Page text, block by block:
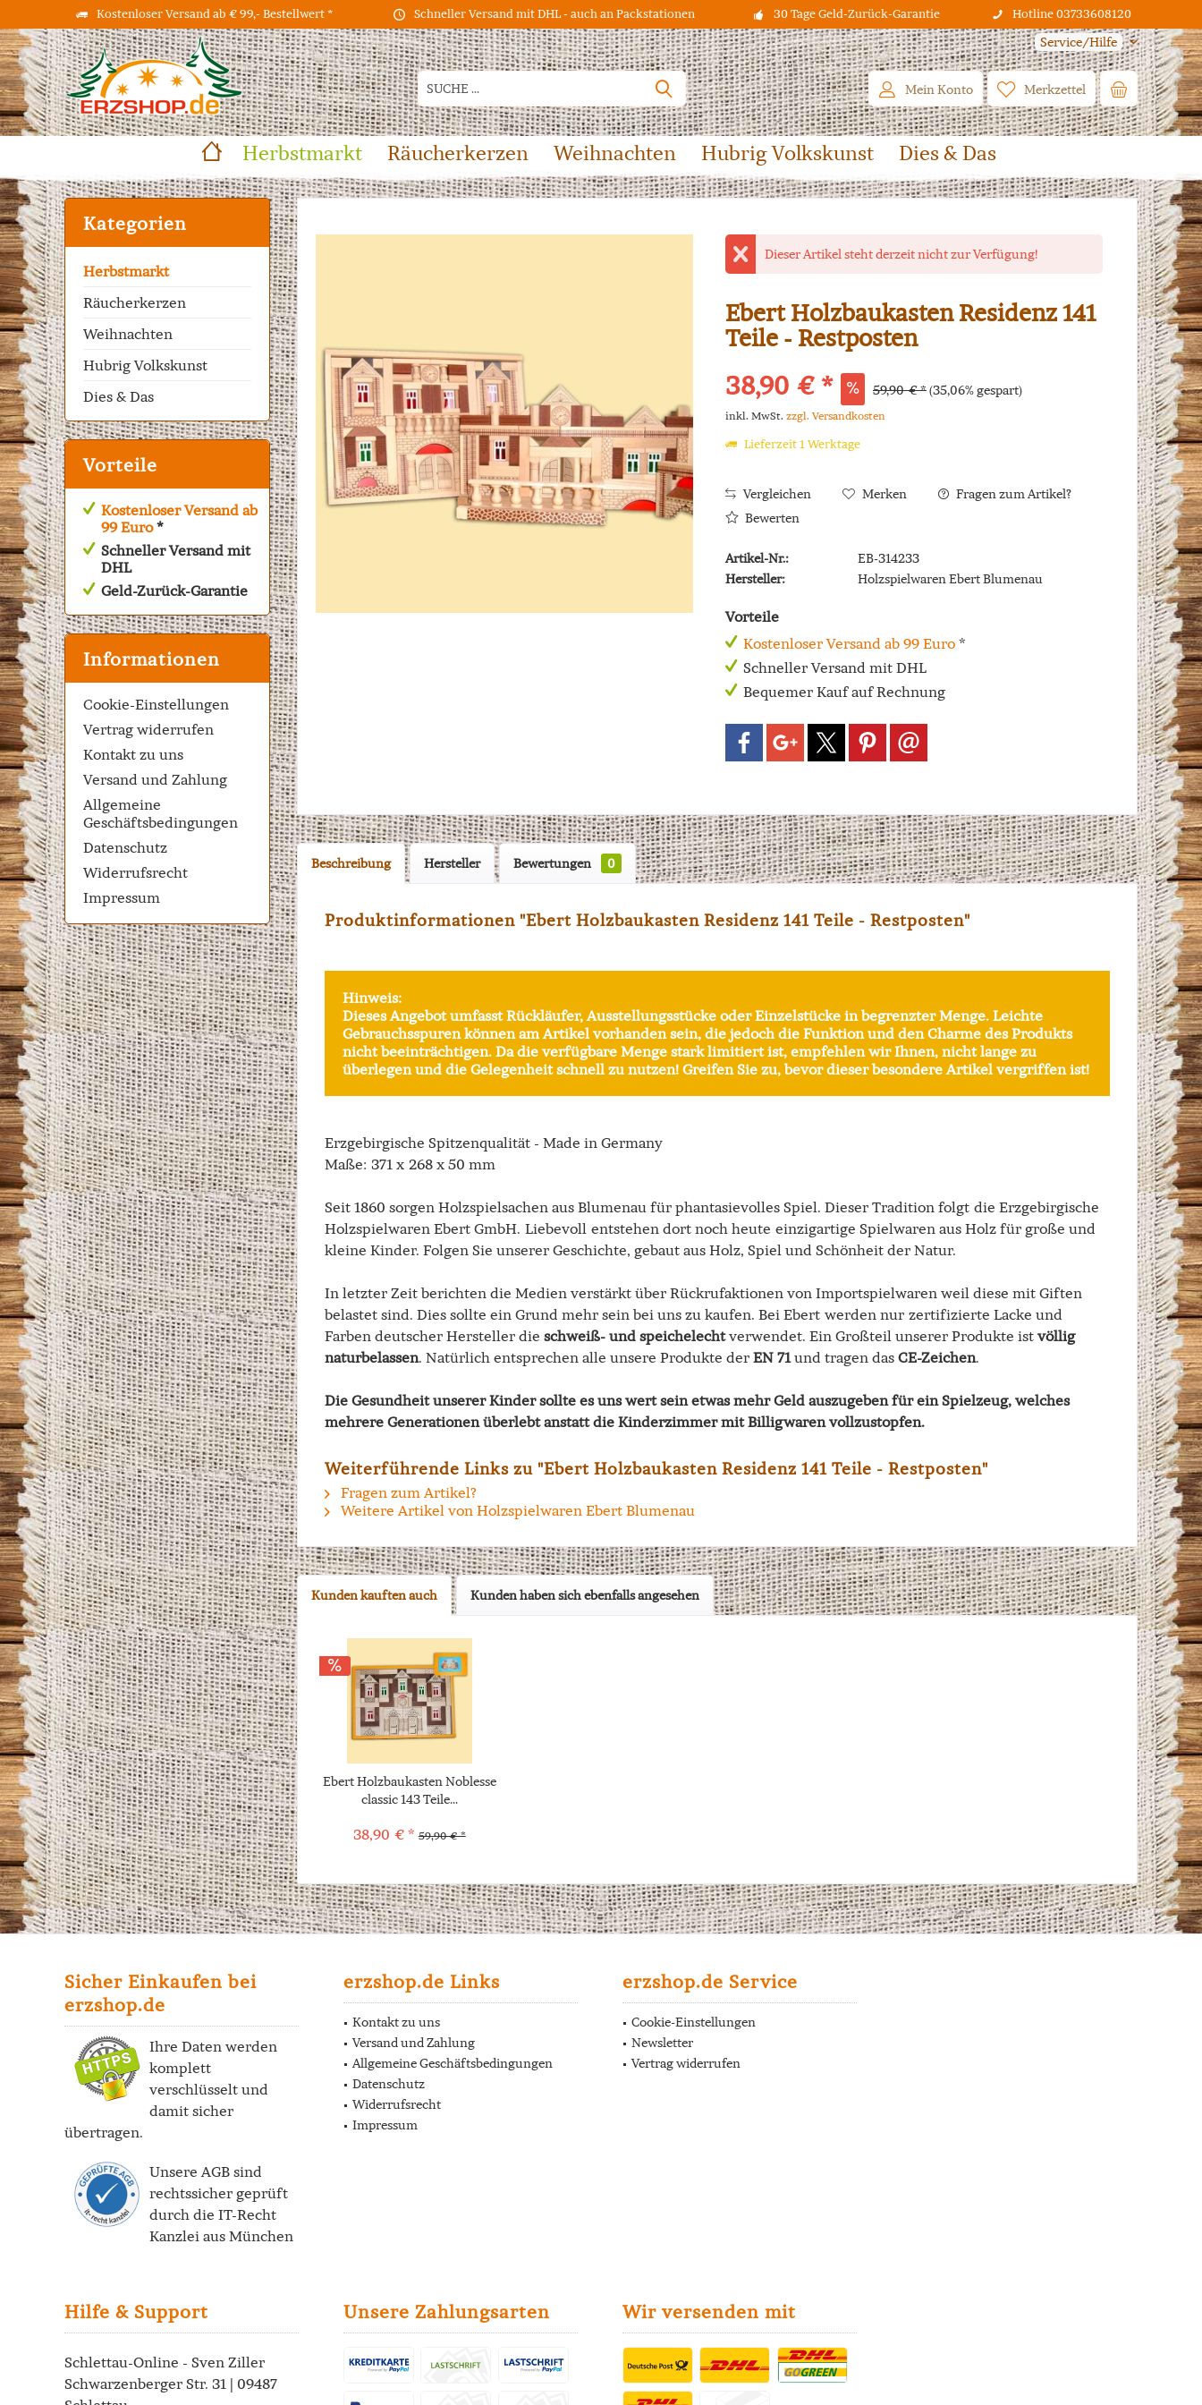
Kostenloser Versand ab € 99,- Bestellwert * Schneller Versand mit DHL - auch an Packstationen 30 Tage Geld-Zurück-Garantie Hotline 03733608120
Service/Hilfe
Merkzettel
Mein Konto
Herbstmarkt Räucherkerzen Weihnachten Hubrig Volkskunst Dies & Das
Kategorien
Herbstmarkt
Räucherkerzen
Weihnachten
Hubrig Volkskunst
Dies & Das
Vorteile
Kostenloser Versand ab
99 Euro*
Schneller Versand mit
DHL
Geld-Zurück-Garantie
Informationen
Cookie-Einstellungen
Vertrag widerrufen
Kontakt zu uns
Versand und Zahlung
Allgemeine
Geschäftsbedingungen
Datenschutz
Widerrufsrecht
Impressum
Dieser Artikel steht derzeit nicht zur Verfügung!
Ebert Holzbaukasten Residenz 141
Teile - Restposten
38,90 € * 59,90 € *(35,06% gespart)
inkl. MwSt. zzgl. Versandkosten
Lieferzeit 1 Werktage
Vergleichen Merken
Fragen zum Artikel?
Bewerten
Artikel-Nr.:
EB-314233
Hersteller:
Holzspielwaren Ebert Blumenau
Vorteile
Kostenloser Versand ab 99 Euro*
Schneller Versand mit DHL
Bequemer Kauf auf Rechnung
Beschreibung Hersteller Bewertungen 0
Produktinformationen "Ebert Holzbaukasten Residenz 141 Teile - Restposten"
Hinweis:
Dieses Angebot umfasst Rückläufer, Ausstellungsstücke oder Einzelstücke in begrenzter Menge. Leichte
Gebrauchsspuren können am Artikel vorhanden sein, die jedoch die Funktion und den Charme des Produkts
nicht beeinträchtigen. Da die verfügbare Menge stark limitiert ist, empfehlen wir Ihnen, nicht lange zu
überlegen und die Gelegenheit schnell zu nutzen! Greifen Sie zu, bevor dieser besondere Artikel vergriffen ist!
Erzgebirgische Spitzenqualität - Made in Germany
Maße: 371 x 268 x 50 mm
Seit 1860 sorgen Holzspielsachen aus Blumenau für phantasievolles Spiel. Dieser Tradition folgt die Erzgebirgische
Holzspielwaren Ebert GmbH. Liebevoll entstehen dort noch heute einzigartige Spielwaren aus Holz für große und
kleine Kinder. Folgen Sie unserer Geschichte, gebaut aus Holz, Spiel und Schönheit der Natur.
In letzter Zeit berichten die Medien verstärkt über Rückrufaktionen von Importspielwaren weil diese mit Giften
belastet sind. Dies sollte ein Grund mehr sein bei uns zu kaufen. Bei Ebert werden nur zertifizierte Lacke und
Farben deutscher Hersteller die schweiß- und speichelechtverwendet. Ein Großteil unserer Produkte ist völlig
naturbelassen. Natürlich entsprechen alle unsere Produkte der EN 71und tragen das CE-Zeichen.
Die Gesundheit unserer Kinder sollte es uns wert sein etwas mehr Geld auszugeben für ein Spielzeug, welches
mehrere Generationen überlebt anstatt die Kinderzimmer mit Billigwaren vollzustopfen.
Weiterführende Links zu "Ebert Holzbaukasten Residenz 141 Teile - Restposten"
Fragen zum Artikel?
Weitere Artikel von Holzspielwaren Ebert Blumenau
Kunden kauften auch Kunden haben sich ebenfalls angesehen
Ebert Holzbaukasten Noblesse
classic 143 Teile...
38,90 € * 59,90 € *
Sicher Einkaufen bei
erzshop.de
Ihre Daten werden
komplett
verschlüsselt und
damit sicher
übertragen.
Unsere AGB sind
rechtssicher geprüft
durch die IT-Recht
Kanzlei aus München
erzshop.de Links
Kontakt zu uns
Versand und Zahlung
Allgemeine Geschäftsbedingungen
Datenschutz
Widerrufsrecht
Impressum
erzshop.de Service
Cookie-Einstellungen
Newsletter
Vertrag widerrufen
Hilfe & Support
Schlettau-Online - Sven Ziller
Schwarzenberger Str. 31 | 09487
Unsere Zahlungsarten Wir versenden mit